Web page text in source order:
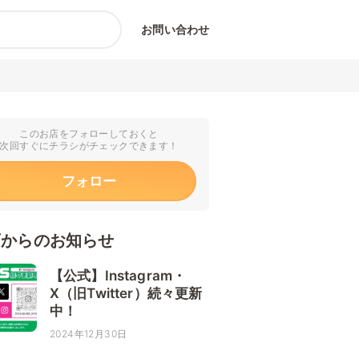
お問い合わせ
このお店をフォローしておくと
次回すぐにチラシがチェックできます！
フォロー
らのお知らせ
【公式】Instagram・
X（旧Twitter）続々更新
中！
2024年12月30日